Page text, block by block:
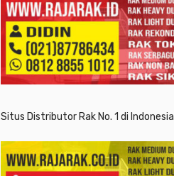
Situs Distributor Rak No. 1 di Indonesia